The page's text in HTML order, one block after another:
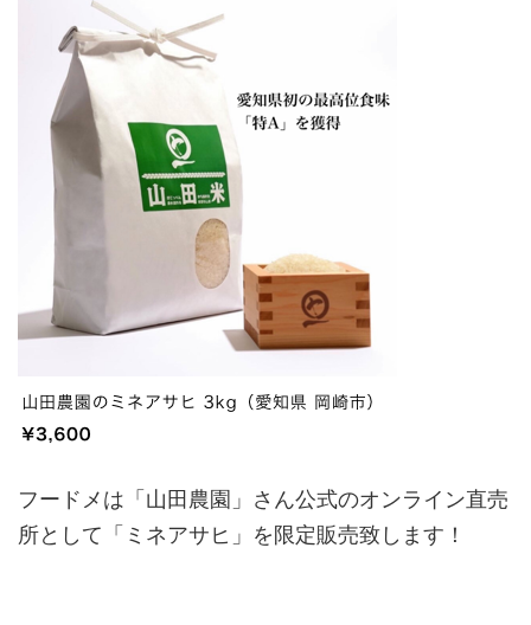
フードメは「山田農園」さん公式のオンライン直売
所として「ミネアサヒ」を限定販売致します！